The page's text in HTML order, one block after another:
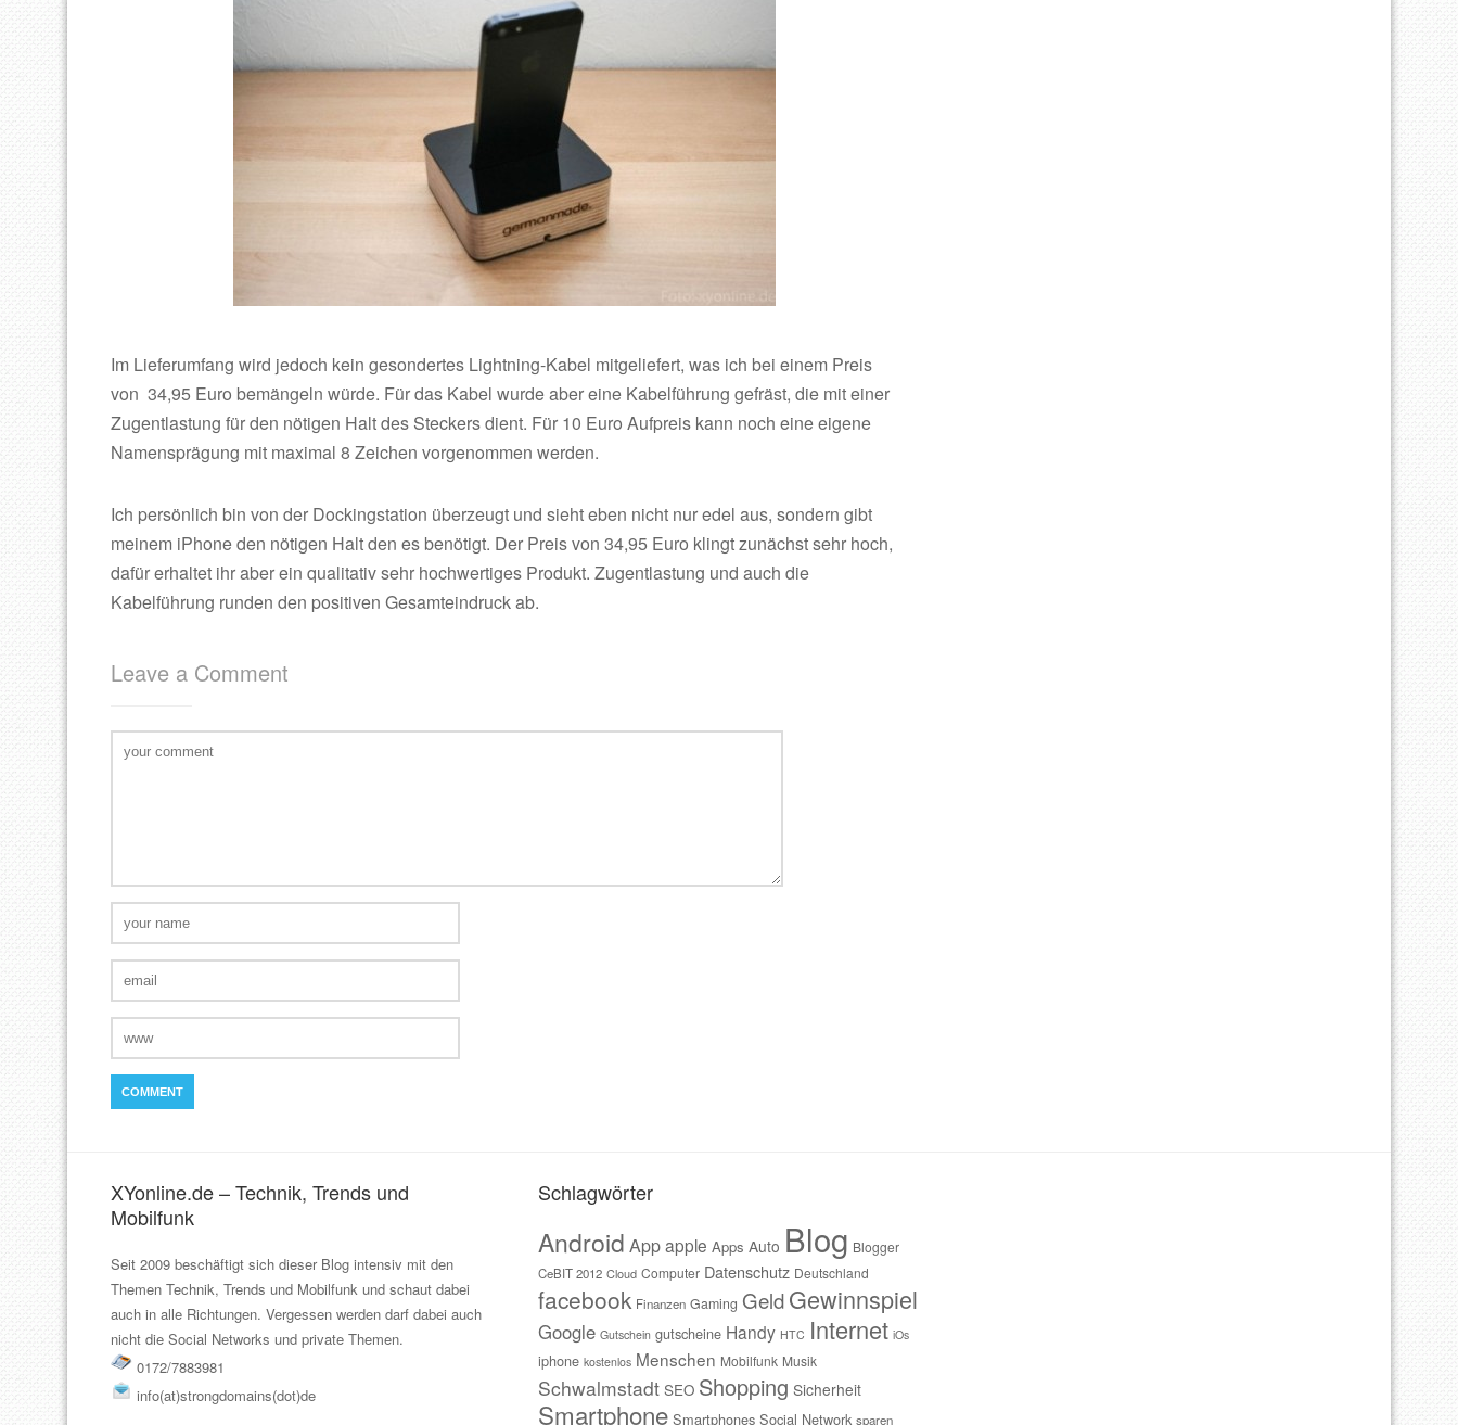
Im Lieferumfang wird jedoch kein gesondertes Lightning-Kabel mitgeliefert, was ich bei einem Preis
von 34,95 Euro bemängeln würde. Für das Kabel wurde aber eine Kabelführung gefräst, die mit einer
Zugentlastung für den nötigen Halt des Steckers dient. Für 10 Euro Aufpreis kann noch eine eigene
Namensprägung mit maximal 8 Zeichen vorgenommen werden.
Ich persönlich bin von der Dockingstation überzeugt und sieht eben nicht nur edel aus, sondern gibt
meinem iPhone den nötigen Halt den es benötigt. Der Preis von 34,95 Euro klingt zunächst sehr hoch,
dafür erhaltet ihr aber ein qualitativ sehr hochwertiges Produkt. Zugentlastung und auch die
Kabelführung runden den positiven Gesamteindruck ab.
Leave a Comment
XYonline.de – Technik, Trends und
Mobilfunk
Seit 2009 beschäftigt sich dieser Blog intensiv mit den
Themen Technik, Trends und Mobilfunk und schaut dabei
auch in alle Richtungen. Vergessen werden darf dabei auch
nicht die Social Networks und private Themen.
0172/7883981
info(at)strongdomains(dot)de
Schlagwörter
Android Appapple Apps Auto Blog Blogger
CeBIT 2012 Cloud Computer Datenschutz Deutschland
facebook Finanzen Gaming GeldGewinnspiel
Google Gutschein gutscheine Handy HTC Internet iOs
iphone kostenlos Menschen Mobilfunk Musik
Schwalmstadt SEO Shopping Sicherheit
Smartphone Smartphones Social Network sparen